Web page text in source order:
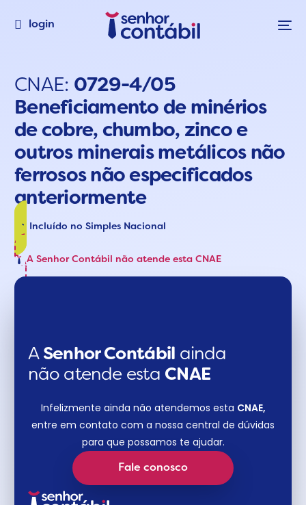
login
CNAE: 0729-4/05
Beneficiamento de minérios
de cobre, chumbo, zinco e
outros minerais metálicos não
ferrosos não especificados
anteriormente
Incluído no Simples Nacional
A Senhor Contábil não atende esta CNAE
A Senhor Contábil ainda
não atende esta CNAE​
Infelizmente ainda não atendemos esta CNAE,
entre em contato com a nossa central de dúvidas
para que possamos te ajudar.
Fale conosco